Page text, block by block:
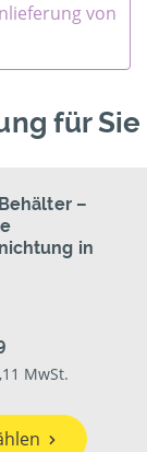
von
für Sie
–
in
MwSt.